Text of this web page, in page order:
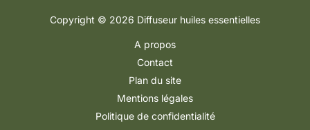
Copyright © 2026 Diffuseur huiles essentielles
A propos
Contact
Plan du site
Mentions légales
Politique de confidentialité